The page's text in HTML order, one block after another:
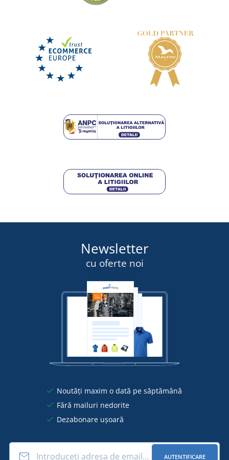
Newsletter
cu oferte noi
Noutăți maxim o dată pe săptămână
Fără mailuri nedorite
Dezabonare ușoară
AUTENTIFICARE